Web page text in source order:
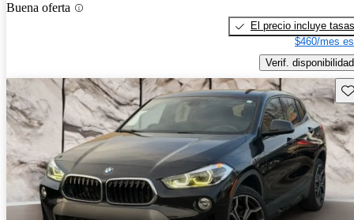
Buena oferta
El precio incluye tasas
$460/mes
Verif. disponibilidad